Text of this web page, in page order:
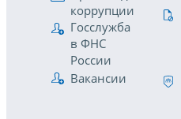
коррупции
Госслужба
в ФНС
России
Вакансии